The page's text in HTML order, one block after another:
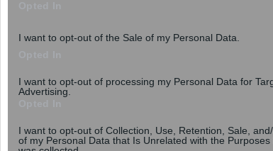
I want to opt-out of the Sale of my Personal Data.
I want to opt-out of processing my Personal Data for
Advertising.
I want to opt-out of Collection, Use, Retention, Sale,
of my Personal Data that Is Unrelated with the Purposes
ΚΡΟΥΣΜΑΤΑ